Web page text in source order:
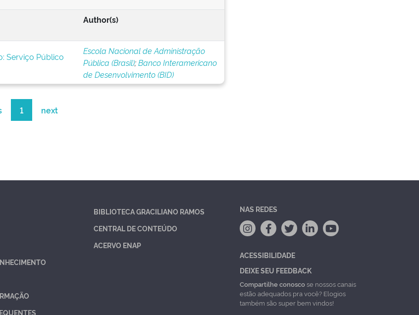
Author(s)
Serviço Público
Escola Nacional de Administração
Pública (Brasil);Banco Interamericano
de Desenvolvimento (BID)
1 next
BIBLIOTECA GRACILIANO RAMOS
CENTRAL DE CONTEÚDO
ACERVO ENAP
NAS REDES
ACESSIBILIDADE
DEIXE SEU FEEDBACK
Compartilhe conoscose nossos canais
estão adequados pra você? Elogios
também são super bem vindos!